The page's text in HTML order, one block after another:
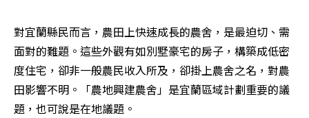
對宜蘭縣民而言，農田上快速成長的農舍，是最迫切、需
面對的難題。這些外觀有如別墅豪宅的房子，構築成低密
度住宅，卻非一般農民收入所及，卻掛上農舍之名，對農
田影響不明。「農地興建農舍」是宜蘭區域計劃重要的議
題，也可說是在地議題。